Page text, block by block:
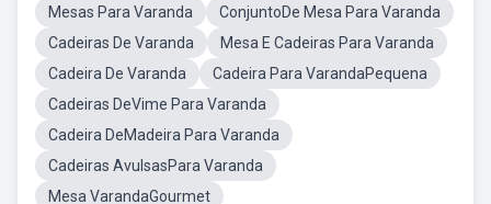
Mesas Para Varanda
ConjuntoDe Mesa Para Varanda
Cadeiras De Varanda
Mesa E Cadeiras Para Varanda
Cadeira De Varanda
Cadeira Para VarandaPequena
Cadeiras DeVime Para Varanda
Cadeira DeMadeira Para Varanda
Cadeiras AvulsasPara Varanda
Mesa VarandaGourmet